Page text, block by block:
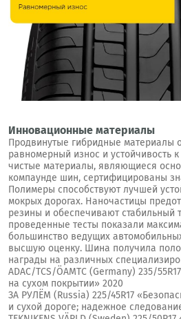
Инновационные материалы
Продвинутые гибридные материалы
равномерный износ и устойчивость
чистые материалы, являющиеся
компаунде шин, сертифицированы
Полимеры способствуют лучшей
мокрых дорогах. Наночастицы
резины и обеспечивают стабильный
проведенные тесты показали
большинство ведущих
высшую оценку. Шина получила
награды на различных
ADAC/TCS/ÖAMTC (Germany) 235/
на сухом покрытии» 2020
ЗА РУЛЁМ (Russia) 225/45R17
и сухой дороге; надежное